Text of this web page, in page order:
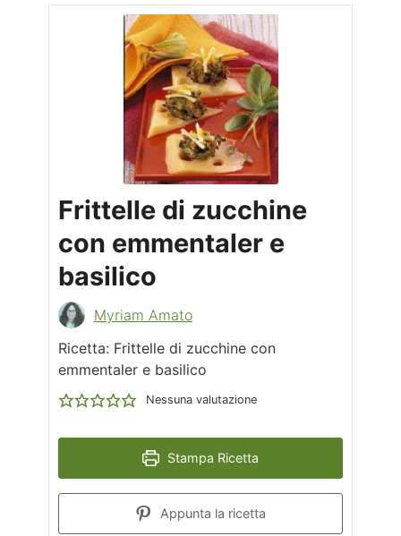
Frittelle di zucchine
con emmentaler e
basilico
Myriam Amato
Ricetta: Frittelle di zucchine con
emmentaler e basilico
Nessuna valutazione
Stampa Ricetta
Appunta la ricetta